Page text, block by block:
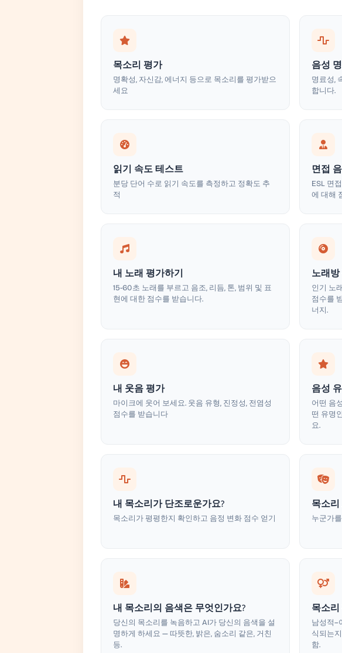
목소리 평가
명확성, 자신감, 에너지 등으로 목소리를 평가받으
세요
음성
명료성,
합니다.
읽기 속도 테스트
분당 단어 수로 읽기 속도를 측정하고 정확도 추
적
면접
ESL 면
에 대해
내 노래 평가하기
15-60초 노래를 부르고 음조, 리듬, 톤, 범위 및 표
현에 대한 점수를 받습니다.
노래방
인기 노
점수를
너지.
내 웃음 평가
마이크에 웃어 보세요. 웃음 유형, 진정성, 전염성
점수를 받습니다
음성
어떤 음
떤 유명
요.
내 목소리가 단조로운가요?
목소리가 평평한지 확인하고 음정 변화 점수 얻기
목소리
누군가
내 목소리의 음색은 무엇인가요?
당신의 목소리를 녹음하고 AI가 당신의 음색을 설
명하게 하세요 — 따뜻한, 밝은, 숨소리 같은, 거친
등.
목소리
남성적–
식되는
함.